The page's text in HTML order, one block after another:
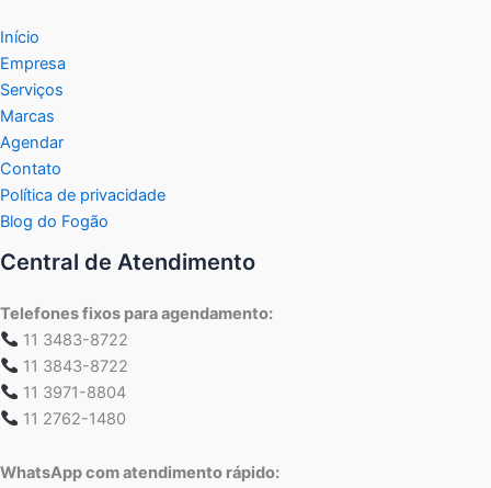
Início
Empresa
Serviços
Marcas
Agendar
Contato
Política de privacidade
Blog do Fogão
Central de Atendimento
Telefones fixos para agendamento:
11 3483-8722
11 3843-8722
11 3971-8804
11 2762-1480
WhatsApp com atendimento rápido: